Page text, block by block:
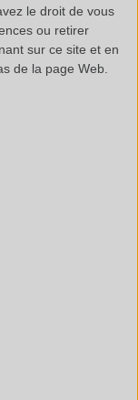
le droit de vous
ou retirer
sur ce site et en
de la page Web.
ci-contre,
la présence
provenir d’une